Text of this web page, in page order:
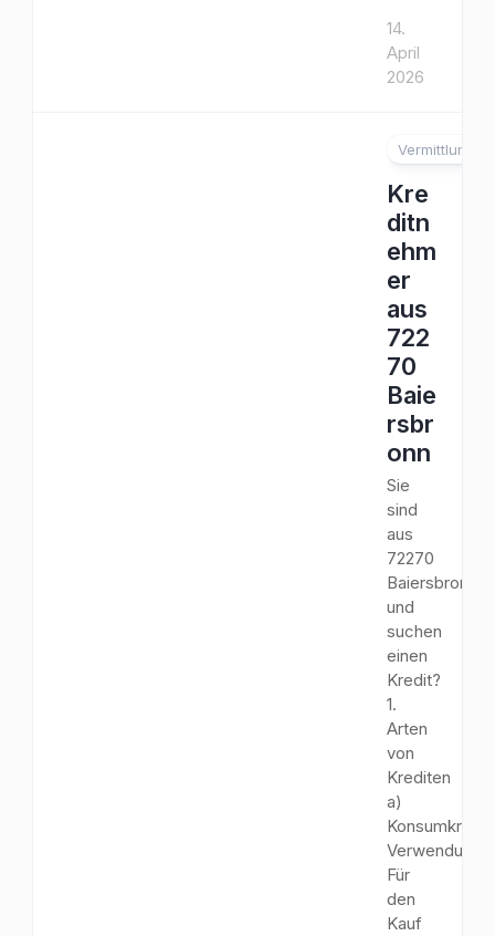
14.
April
2026
Vermittlung
Kre
ditn
ehm
er
aus
722
70
Baie
rsbr
onn
Sie
sind
aus
72270
Baiersbronn
und
suchen
einen
Kredit?
1.
Arten
von
Krediten
a)
Für
den
Kauf